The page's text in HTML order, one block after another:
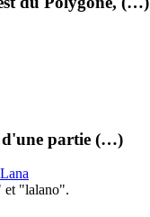
d'une partie (…)
et "lalano".